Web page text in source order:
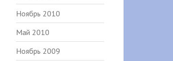
Ноябрь 2010
Май 2010
Ноябрь 2009